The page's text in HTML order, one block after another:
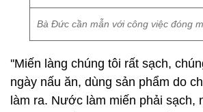
Bà Đức cần mẫn với công việc đóng
''Miến làng chúng tôi rất sạch,
ngày nấu ăn, dùng sản phẩm do
làm ra. Nước làm miến phải sạch,